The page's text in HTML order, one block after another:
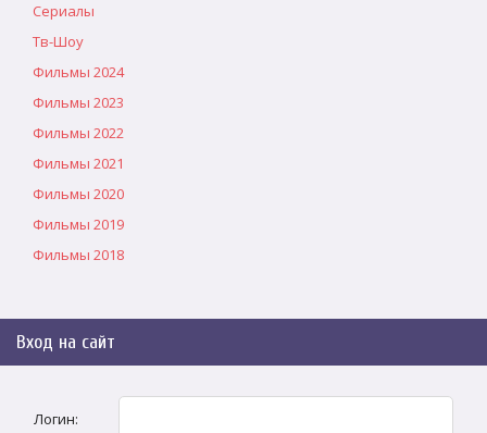
Сериалы
Тв-Шоу
Фильмы 2024
Фильмы 2023
Фильмы 2022
Фильмы 2021
Фильмы 2020
Фильмы 2019
Фильмы 2018
Вход на сайт
Логин: